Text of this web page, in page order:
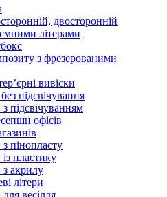
двосторонній
літерами
з фрезерованими
вивіски
підсвічування
підсвічуванням
офісів
пінопласту
пластику
з акрилу
літери
весілля